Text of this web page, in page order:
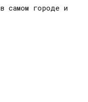
самом городе и